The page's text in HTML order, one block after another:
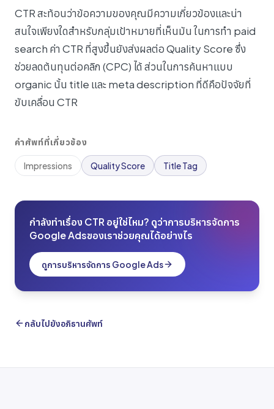
CTR สะท้อนว่าข้อความของคุณมีความเกี่ยวข้องและน่า
สนใจเพียงใดสำหรับกลุ่มเป้าหมายที่เห็นมัน ในการทำ paid
search ค่า CTR ที่สูงขึ้นยังส่งผลต่อ Quality Score ซึ่ง
ช่วยลดต้นทุนต่อคลิก (CPC) ได้ ส่วนในการค้นหาแบบ
organic นั้น title และ meta description ที่ดีคือปัจจัยที่
ขับเคลื่อน CTR
คำศัพท์ที่เกี่ยวข้อง
Impressions Quality Score Title Tag
กำลังทำเรื่อง CTR อยู่ใช่ไหม? ดูว่าการบริหารจัดการ
Google Adsของเราช่วยคุณได้อย่างไร
ดูการบริหารจัดการ Google Ads
กลับไปยังอภิธานศัพท์